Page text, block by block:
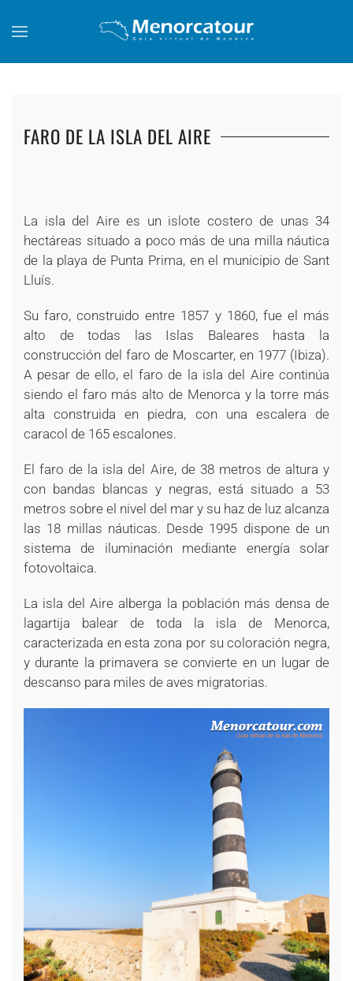
Skip to main content
FARO DE LA ISLA DEL AIRE
La isla del Aire es un islote costero de unas 34
hectáreas situado a poco más de una milla náutica
de la playa de Punta Prima, en el municipio de Sant
Lluís.
Su faro, construido entre 1857 y 1860, fue el más
alto de todas las Islas Baleares hasta la
construcción del faro de Moscarter, en 1977 (Ibiza).
A pesar de ello, el faro de la isla del Aire continúa
siendo el faro más alto de Menorca y la torre más
alta construida en piedra, con una escalera de
caracol de 165 escalones.
El faro de la isla del Aire, de 38 metros de altura y
con bandas blancas y negras, está situado a 53
metros sobre el nivel del mar y su haz de luz alcanza
las 18 millas náuticas. Desde 1995 dispone de un
sistema de iluminación mediante energía solar
fotovoltaica.
La isla del Aire alberga la población más densa de
lagartija balear de toda la isla de Menorca,
caracterizada en esta zona por su coloración negra,
y durante la primavera se convierte en un lugar de
descanso para miles de aves migratorias.